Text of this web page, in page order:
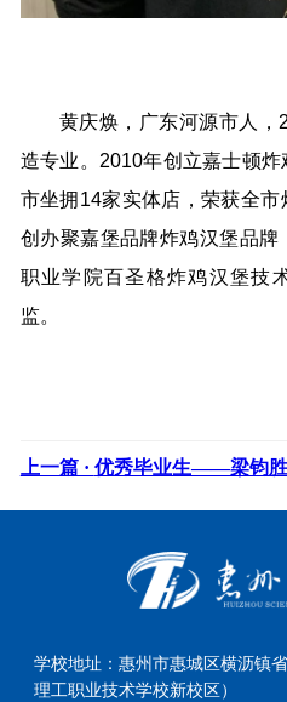
黄庆焕，广东河源市人，
造专业。2010年创立嘉士顿
市坐拥14家实体店，荣获全
创办聚嘉堡品牌炸鸡汉堡品
职业学院百圣格炸鸡汉堡技
监。
上一篇 · 优秀毕业生——梁钧胜
学校地址：惠州市惠城区横沥镇
理工职业技术学校新校区）